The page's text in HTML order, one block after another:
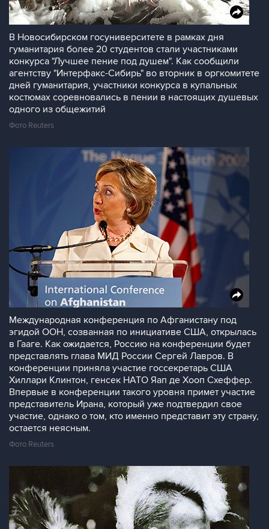
В Новосибирском госуниверситете в рамках дня
гуманитария более 20 студентов стали участниками
конкурса "Лучшее пение под душем". Как сообщили
агентству "Интерфакс-Сибирь" во вторник в оргкомитете
дней гуманитария, участники конкурса в купальных
костюмах соревновались в пении в настоящих душевых
одного из общежитий
Фото Reuters
Международная конференция по Афганистану под
эгидой ООН, созванная по инициативе США, открылась
в Гааге. Как ожидается, Россию на конференции будет
представлять глава МИД России Сергей Лавров. В
конференции приняла участие госсекретарь США
Хиллари Клинтон, генсек НАТО Яап де Хооп Схеффер.
Впервые в конференции такого уровня примет участие
представитель Ирана, который уже подтвердил свое
участие, однако о том, кто именно представит эту страну,
остается неясным.
Фото Reuters